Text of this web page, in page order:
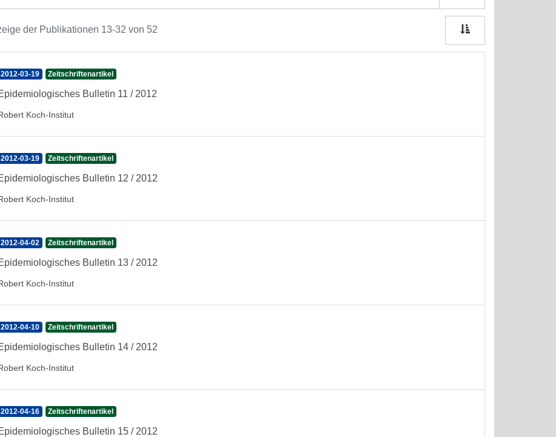
der Publikationen 13-32 von 52
2012-03-19 Zeitschriftenartikel
Bulletin 11 / 2012
Koch-Institut
2012-03-19 Zeitschriftenartikel
Bulletin 12 / 2012
Koch-Institut
2012-04-02 Zeitschriftenartikel
Bulletin 13 / 2012
Koch-Institut
2012-04-10 Zeitschriftenartikel
Bulletin 14 / 2012
Koch-Institut
2012-04-16 Zeitschriftenartikel
Bulletin 15 / 2012